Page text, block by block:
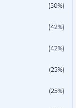
(50%)
(42%)
(42%)
(25%)
(25%)